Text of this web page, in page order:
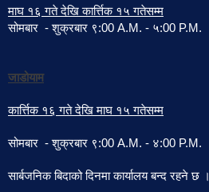
माघ १६ गते देखि कार्त्तिक १५ गतेसम्म
सोमबार - शुक्रबार ९:00 A.M. - ५:00 P.M.
जाडोयाम
कार्त्तिक १६ गते देखि माघ १५ गतेसम्म
सोमबार - शुक्रबार ९:00 A.M. - ४:00 P.M.
सार्बजनिक बिदाको दिनमा कार्यालय बन्द रहने छ ।